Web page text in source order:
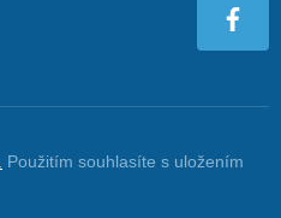
Použitím souhlasíte s uložením